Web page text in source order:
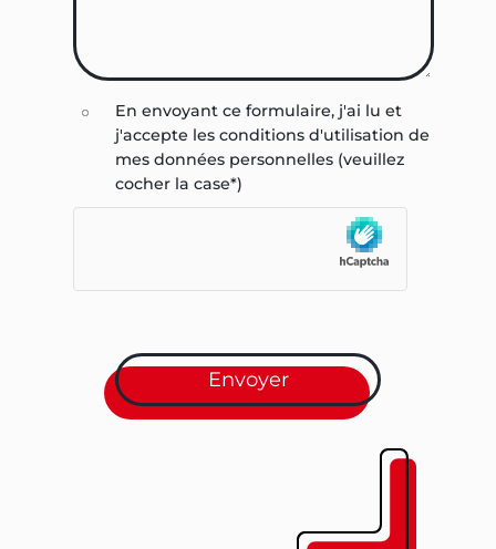
En envoyant ce formulaire, j'ai lu et
j'accepte les conditions d'utilisation de
mes données personnelles (veuillez
cocher la case*)